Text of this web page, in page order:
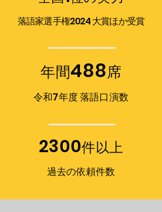
落語家選手権2024 大賞ほか受賞
年間488席
​令和7年度 落語口演数
2300件以上
​過去の依頼件数